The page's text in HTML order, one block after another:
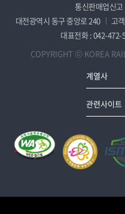
통신판매업신
대전광역시 동구 중앙로 240
고
대표전화 : 042-472-
COPYRIGHT ⓒ KOREA
계열사
관련사이트